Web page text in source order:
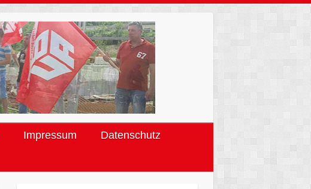
Impressum
Datenschutz